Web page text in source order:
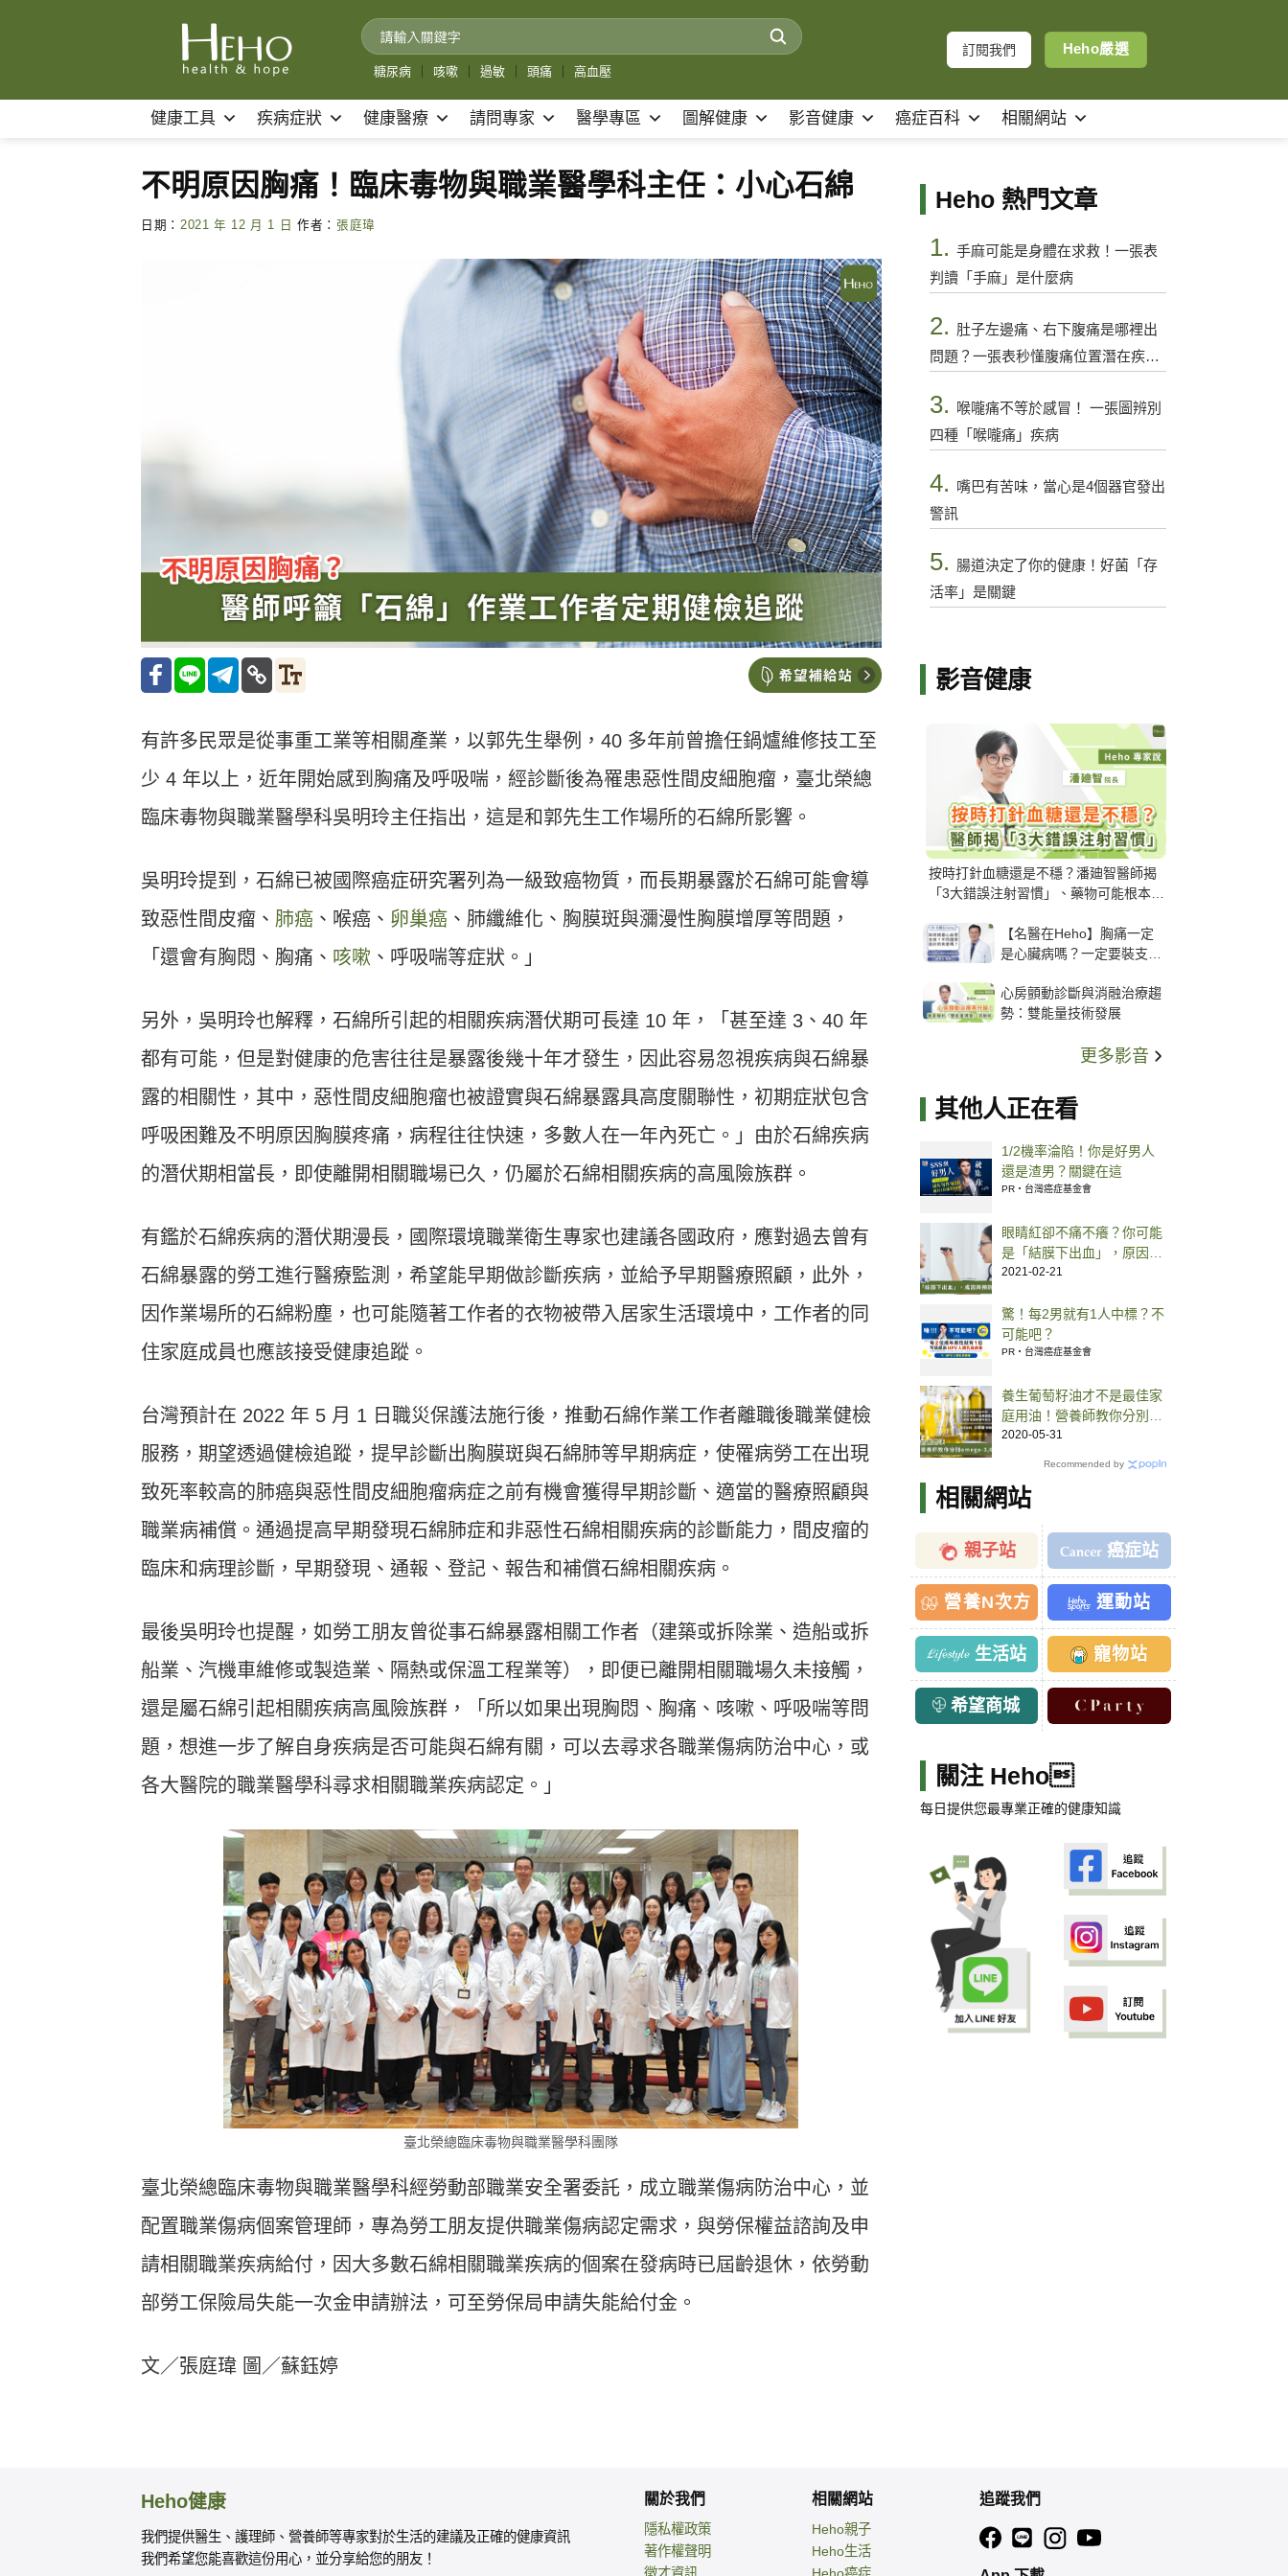
糖尿病 咳嗽 過敏 頭痛 高血壓
訂閱我們 Heho嚴選
健康工具 疾病症狀 健康醫療 請問專家 醫學專區 圖解健康 影音健康 癌症百科 相關網站
不明原因胸痛！臨床毒物與職業醫學科主任：小心石綿
日期： 2021 年 12 月 1 日 作者： 張庭瑋
有許多民眾是從事重工業等相關產業，以郭先生舉例，40 多年前曾擔任鍋爐維修技工至
少 4 年以上，近年開始感到胸痛及呼吸喘，經診斷後為罹患惡性間皮細胞瘤，臺北榮總
臨床毒物與職業醫學科吳明玲主任指出，這是和郭先生工作場所的石綿所影響。
吳明玲提到，石綿已被國際癌症研究署列為一級致癌物質，而長期暴露於石綿可能會導
致惡性間皮瘤、 肺癌 、喉癌、 卵巢癌 、肺纖維化、胸膜斑與瀰漫性胸膜增厚等問題，
「還會有胸悶、胸痛、 咳嗽 、呼吸喘等症狀。」
另外，吳明玲也解釋，石綿所引起的相關疾病潛伏期可長達 10 年，「甚至達 3、40 年
都有可能，但是對健康的危害往往是暴露後幾十年才發生，因此容易忽視疾病與石綿暴
露的相關性，其中，惡性間皮細胞瘤也被證實與石綿暴露具高度關聯性，初期症狀包含
呼吸困難及不明原因胸膜疼痛，病程往往快速，多數人在一年內死亡。」由於石綿疾病
的潛伏期相當長，即使離開相關職場已久，仍屬於石綿相關疾病的高風險族群。
有鑑於石綿疾病的潛伏期漫長，國際環境職業衛生專家也建議各國政府，應對過去曾有
石綿暴露的勞工進行醫療監測，希望能早期做診斷疾病，並給予早期醫療照顧，此外，
因作業場所的石綿粉塵，也可能隨著工作者的衣物被帶入居家生活環境中，工作者的同
住家庭成員也應該接受健康追蹤。
台灣預計在 2022 年 5 月 1 日職災保護法施行後，推動石綿作業工作者離職後職業健檢
服務，期望透過健檢追蹤，提早診斷出胸膜斑與石綿肺等早期病症，使罹病勞工在出現
致死率較高的肺癌與惡性間皮細胞瘤病症之前有機會獲得早期診斷、適當的醫療照顧與
職業病補償。通過提高早期發現石綿肺症和非惡性石綿相關疾病的診斷能力，間皮瘤的
臨床和病理診斷，早期發現、通報、登記、報告和補償石綿相關疾病。
最後吳明玲也提醒，如勞工朋友曾從事石綿暴露相關工作者（建築或拆除業、造船或拆
船業、汽機車維修或製造業、隔熱或保溫工程業等），即便已離開相關職場久未接觸，
還是屬石綿引起相關疾病高風險族群，「所以如果出現胸悶、胸痛、咳嗽、呼吸喘等問
題，想進一步了解自身疾病是否可能與石綿有關，可以去尋求各職業傷病防治中心，或
各大醫院的職業醫學科尋求相關職業疾病認定。」
臺北榮總臨床毒物與職業醫學科團隊
臺北榮總臨床毒物與職業醫學科經勞動部職業安全署委託，成立職業傷病防治中心，並
配置職業傷病個案管理師，專為勞工朋友提供職業傷病認定需求，與勞保權益諮詢及申
請相關職業疾病給付，因大多數石綿相關職業疾病的個案在發病時已屆齡退休，依勞動
部勞工保險局失能一次金申請辦法，可至勞保局申請失能給付金。
文／張庭瑋 圖／蘇鈺婷
Heho 熱門文章
1. 手麻可能是身體在求救！一張表
判讀「手麻」是什麼病
2. 肚子左邊痛、右下腹痛是哪裡出
問題？一張表秒懂腹痛位置潛在疾病
3.
喉嚨痛不等於感冒！ 一張圖辨別
四種「喉嚨痛」疾病
4. 嘴巴有苦味，當心是4個器官發出
警訊
5. 腸道決定了你的健康！好菌「存
活率」是關鍵
影音健康
按時打針血糖還是不穩？潘廸智醫師揭
「3大錯誤注射習慣」、藥物可能根本沒
【名醫在Heho】胸痛一定
是心臟病嗎？一定要裝支
解析支架種類、風險與選擇
關鍵
心房顫動診斷與消融治療趨
勢：雙能量技術發展
更多影音
其他人正在看
1/2機率淪陷！你是好男人
還是渣男？關鍵在這
PR・台灣癌症基金會
眼睛紅卻不痛不癢？你可能
是「結膜下出血」，原因、
解方一次看
2021-02-21
驚！每2男就有1人中標？不
可能吧？
PR・台灣癌症基金會
養生葡萄籽油才不是最佳家
庭用油！營養師教你分別
omega-3,6,9選擇2款「萬
2020-05-31
Recommended by
相關網站
親子站 癌症站
營養N次方 運動站
生活站 寵物站
希望商城
關注 Heho
每日提供您最專業正確的健康知識
Heho健康
我們提供醫生、護理師、營養師等專家對於生活的建議及正確的健康資訊
我們希望您能喜歡這份用心，並分享給您的朋友！
關於我們
隱私權政策
著作權聲明
徵才資訊
相關網站
Heho親子
Heho生活
Heho癌症
追蹤我們